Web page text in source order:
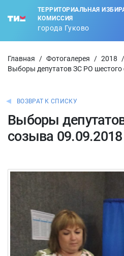
ТЕРРИТОРИАЛЬНАЯ
КОМИССИЯ
города Гуково
Главная / Фотогалерея / 2018
/
Выборы депутатов ЗС РО шестого
ВОЗВРАТ К СПИСКУ
Выборы
созыва 09.09.2018